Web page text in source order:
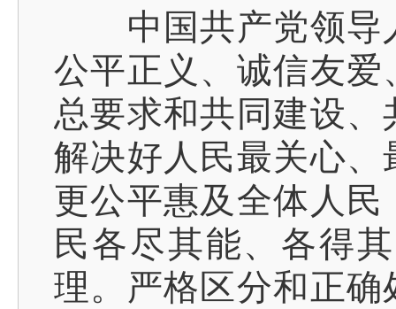
中国共产党领导
公平正义、诚信友
总要求和共同建设
解决好人民最关心
更公平惠及全体人
民各尽其能、各得
理。严格区分和正